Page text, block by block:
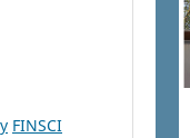
FINSCI